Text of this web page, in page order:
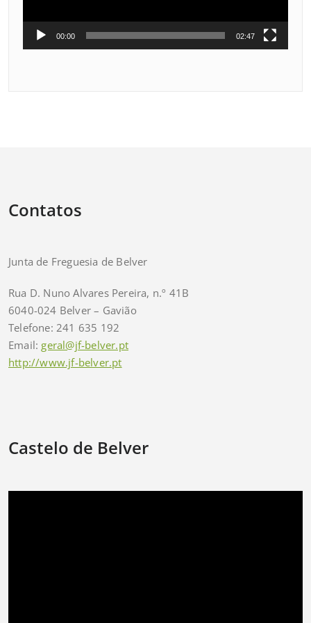
00:00 02:47
Contatos
Junta de Freguesia de Belver
Rua D. Nuno Alvares Pereira, n.º 41B
6040-024 Belver – Gavião
Telefone: 241 635 192
Email: geral@jf-belver.pt
http://www.jf-belver.pt
Castelo de Belver